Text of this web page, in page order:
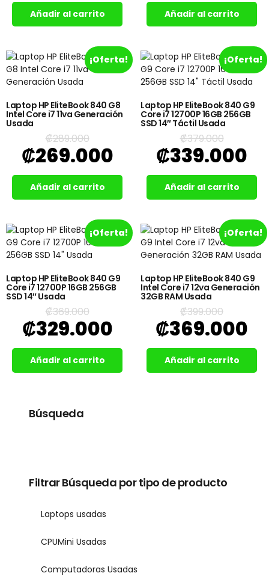
Añadir al carrito Añadir al carrito
¡Oferta!
Laptop HP EliteBook 840 G8
Intel Core i7 11va Generación
Usada
₡289.000
₡269.000
Añadir al carrito
¡Oferta!
Laptop HP EliteBook 840 G9
Core i7 12700P 16GB 256GB
SSD 14″ Táctil Usada
₡379.000
₡339.000
Añadir al carrito
¡Oferta!
Laptop HP EliteBook 840 G9
Core i7 12700P 16GB 256GB
SSD 14″ Usada
₡369.000
₡329.000
Añadir al carrito
¡Oferta!
Laptop HP EliteBook 840 G9
Intel Core i7 12va Generación
32GB RAM Usada
₡399.000
₡369.000
Añadir al carrito
Búsqueda
Filtrar Búsqueda por tipo de producto
Laptops usadas
CPUMini Usadas
Computadoras Usadas